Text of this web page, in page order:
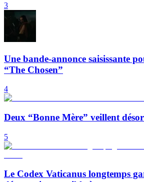
3
Une bande-annonce saisissante
“The Chosen”
4
Deux “Bonne Mère” veillent
5
Le Codex Vaticanus longtemps